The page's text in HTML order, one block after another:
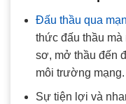
Đấu thầu qua
thức đấu thầu mà
sơ, mở thầu đến
môi trường mạng.
Sự tiện lợi và